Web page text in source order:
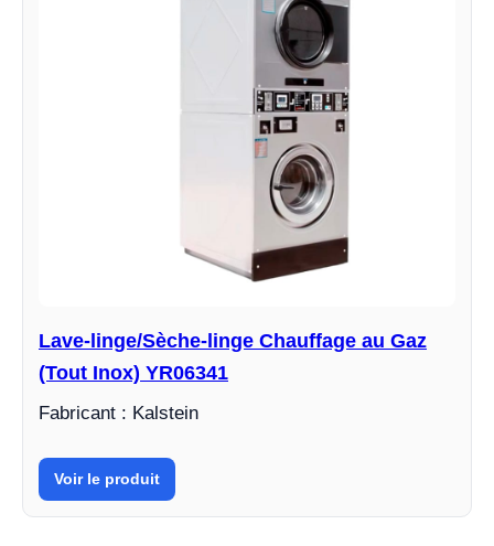
Lave-linge/Sèche-linge Chauffage au Gaz
(Tout Inox) YR06341
Fabricant : Kalstein
Voir le produit